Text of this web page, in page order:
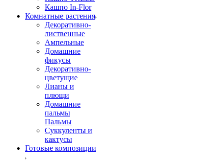
Кашпо In-Flor
Комнатные растения
Декоративно-
лиственные
Ампельные
Домашние
фикусы
Декоративно-
цветущие
Лианы и
плющи
Домашние
пальмы
Пальмы
Суккуленты и
кактусы
Готовые композиции